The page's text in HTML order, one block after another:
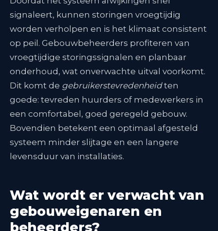
signaleert, kunnen storingen vroegtijdig
worden verholpen en is het klimaat consistent
op peil. Gebouwbeheerders profiteren van
vroegtijdige storingssignalen en planbaar
onderhoud, wat onverwachte uitval voorkomt.
Dit komt de gebruikerstevredenheid ten
goede: tevreden huurders of medewerkers in
een comfortabel, goed geregeld gebouw.
Bovendien betekent een optimaal afgesteld
systeem minder slijtage en een langere
levensduur van installaties.
Wat wordt er verwacht van
gebouweigenaren en
beheerders?